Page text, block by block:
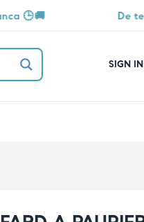
De temps en
SIGN